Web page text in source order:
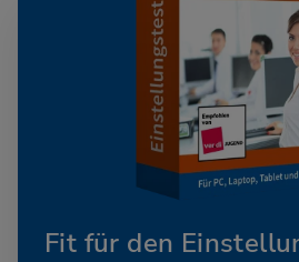
Fit für den